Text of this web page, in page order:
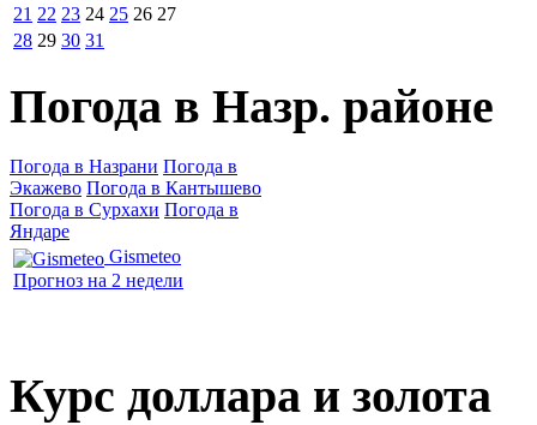
21 22 23 24 25 26 27
28 29 30 31
Погода в Назр. районе
Погода в Назрани Погода в
Экажево Погода в Кантышево
Погода в Сурхахи Погода в
Яндаре
Gismeteo
Прогноз на 2 недели
Курс доллара и золота